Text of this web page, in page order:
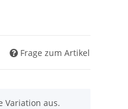
Frage zum Artikel
Variation aus.